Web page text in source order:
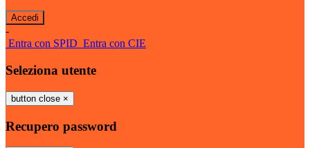
-
Entra con SPID Entra con CIE
Seleziona utente
button close ×
Recupero password